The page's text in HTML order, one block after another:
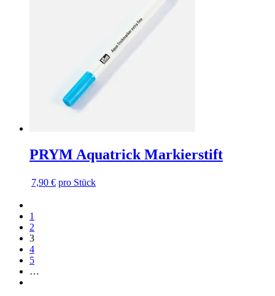
PRYM Aquatrick Markierstift
7,90 € pro Stück
Seite
Seite
Seite
1
Seite
2
3
Seite
4
Seite
5
…